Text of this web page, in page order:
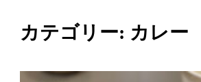
カテゴリー: カレー